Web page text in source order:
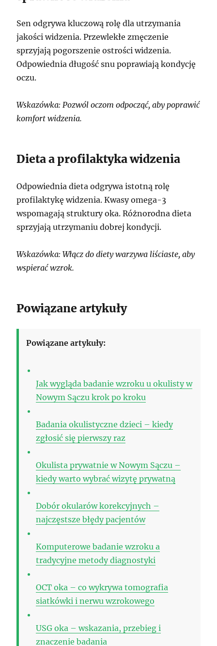
Sen odgrywa kluczową rolę dla utrzymania
jakości widzenia. Przewlekłe zmęczenie
sprzyjają pogorszenie ostrości widzenia.
Odpowiednia długość snu poprawiają kondycję
oczu.
Wskazówka: Pozwól oczom odpocząć, aby poprawić
komfort widzenia.
Dieta a profilaktyka widzenia
Odpowiednia dieta odgrywa istotną rolę
profilaktykę widzenia. Kwasy omega-3
wspomagają struktury oka. Różnorodna dieta
sprzyjają utrzymaniu dobrej kondycji.
Wskazówka: Włącz do diety warzywa liściaste, aby
wspierać wzrok.
Powiązane artykuły
Powiązane artykuły:
Jak wygląda badanie wzroku u okulisty w
Nowym Sączu krok po kroku
Badania okulistyczne dzieci – kiedy
zgłosić się pierwszy raz
Okulista prywatnie w Nowym Sączu –
kiedy warto wybrać wizytę prywatną
Dobór okularów korekcyjnych –
najczęstsze błędy pacjentów
Komputerowe badanie wzroku a
tradycyjne metody diagnostyki
OCT oka – co wykrywa tomografia
siatkówki i nerwu wzrokowego
USG oka – wskazania, przebieg i
znaczenie badania